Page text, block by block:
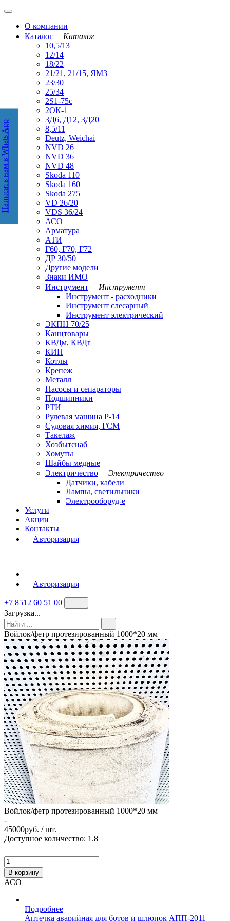
О компании
Каталог
Каталог
10,5/13
12/14
18/22
21/21, 21/15, ЯМЗ
23/30
25/34
2S1-75с
2ОК-1
3Д6, Д12, 3Д20
8,5/11
Deutz, Weichai
NVD 26
NVD 36
NVD 48
Skoda 110
Skoda 160
Skoda 275
VD 26/20
VDS 36/24
АСО
Арматура
АТИ
Г60, Г70, Г72
ДР 30/50
Другие модели
Знаки ИМО
Инструмент
Инструмент
Инструмент - расходники
Инструмент слесарный
Инструмент электрический
ЭКПН 70/25
Канцтовары
КВДм, КВДг
КИП
Котлы
Крепеж
Металл
Насосы и сепараторы
Подшипники
РТИ
Рулевая машина Р-14
Судовая химия, ГСМ
Такелаж
Хозбытснаб
Хомуты
Шайбы медные
Электричество
Электричество
Датчики, кабели
Лампы, светильники
Электрооборуд-е
Услуги
Акции
Контакты
Авторизация
Авторизация
+7 8512 60 51 00
Загрузка...
Войлок/фетр протезированный 1000*20 мм
Войлок/фетр протезированный 1000*20 мм
-
45000руб. / шт.
Доступное количество: 1.8
В корзину
АСО
Подробнее
Аптечка аварийная для ботов и шлюпок АПП-2011
Написать нам в WhatsApp
Написать нам в Whats App